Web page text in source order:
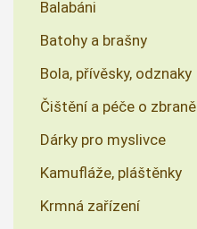
Balabáni
Batohy a brašny
Bola, přívěsky, odznaky
Čištění a péče o zbraně
Dárky pro myslivce
Kamufláže, pláštěnky
Krmná zařízení